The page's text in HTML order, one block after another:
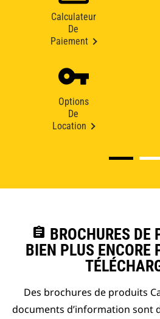
Calculateur
De
Paiement
Options
De
Location
assignment BROCHURES DE
BIEN PLUS ENCORE
Des brochures de produits
documents d’information sont